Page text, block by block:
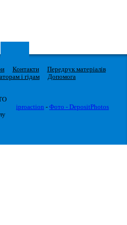
Контакти
Передрук матеріалів
і гідам
Допомога
iproaction - Фото - DepositPhotos